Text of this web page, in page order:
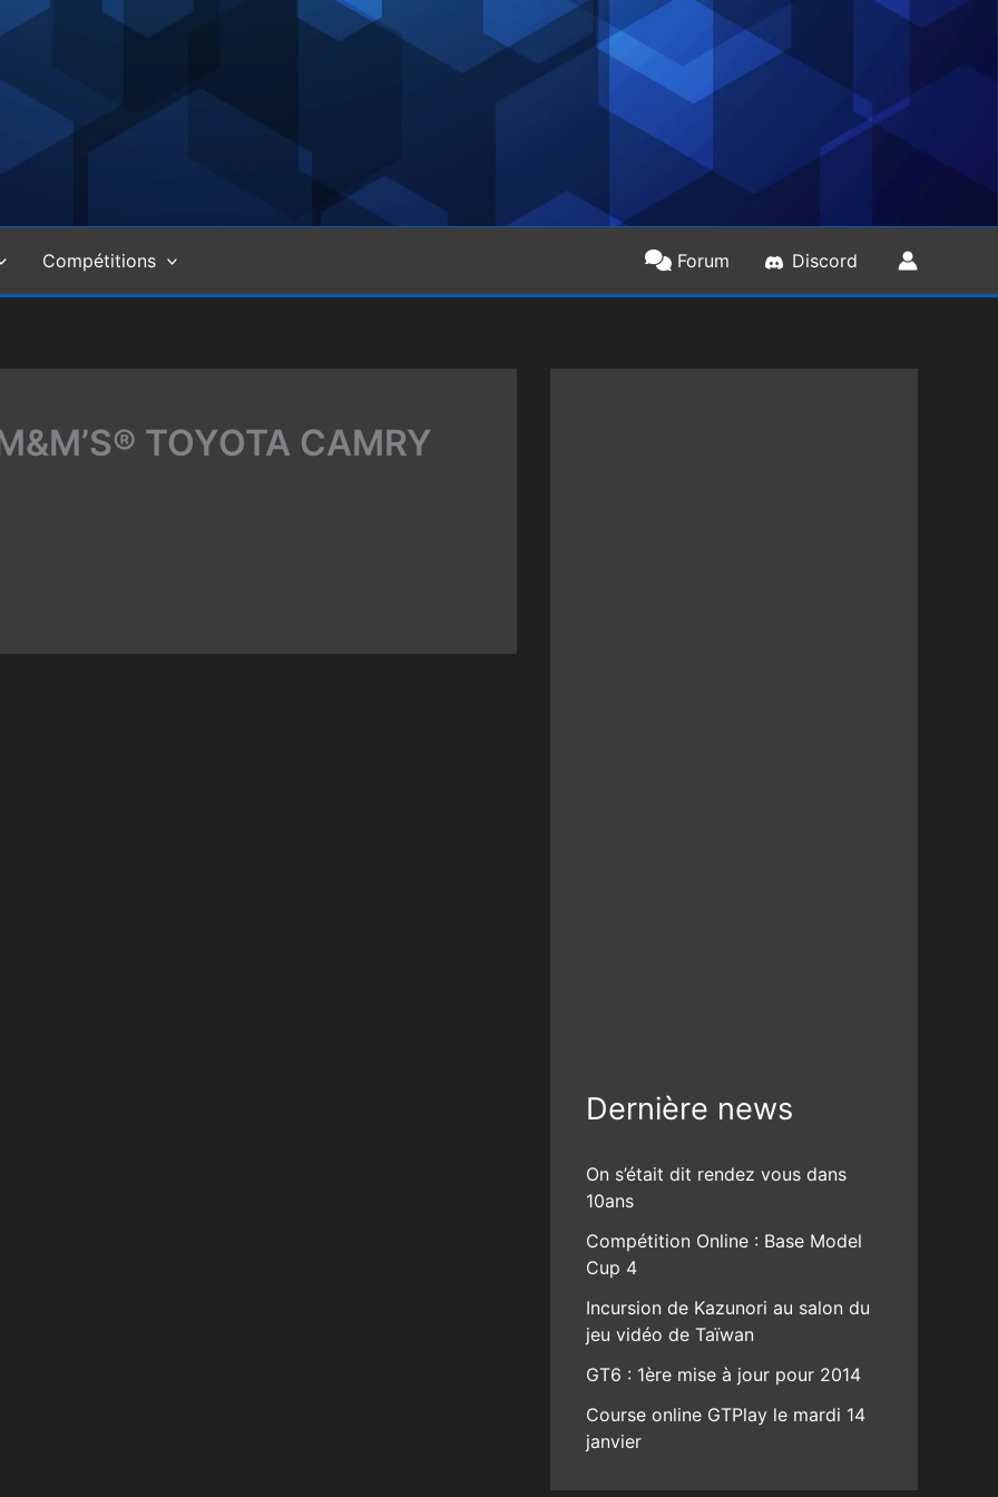
Compétitions Forum Discord
TOYOTA CAMRY
Dernière news
On s’était dit rendez vous dans
10ans
Compétition Online : Base Model
Cup 4
Incursion de Kazunori au salon du
jeu vidéo de Taïwan
GT6 : 1ère mise à jour pour 2014
Course online GTPlay le mardi 14
janvier